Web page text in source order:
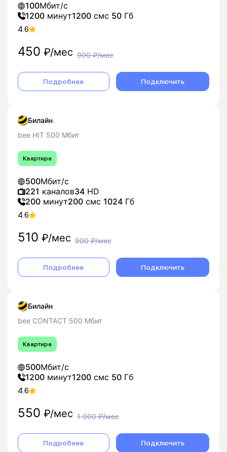
100Мбит/с
1200 минут1200 смс 50 Гб
4.6
450 ₽/мес 900₽/мес
Подробнее Подключить
Билайн
bee HIT 500 Мбит
Квартира
500Мбит/с
221 каналов34 HD
200 минут200 смс 1024 Гб
4.6
510 ₽/мес 900₽/мес
Подробнее Подключить
Билайн
bee CONTACT 500 Мбит
Квартира
500Мбит/с
1200 минут1200 смс 50 Гб
4.6
550 ₽/мес 1 000₽/мес
Подробнее Подключить